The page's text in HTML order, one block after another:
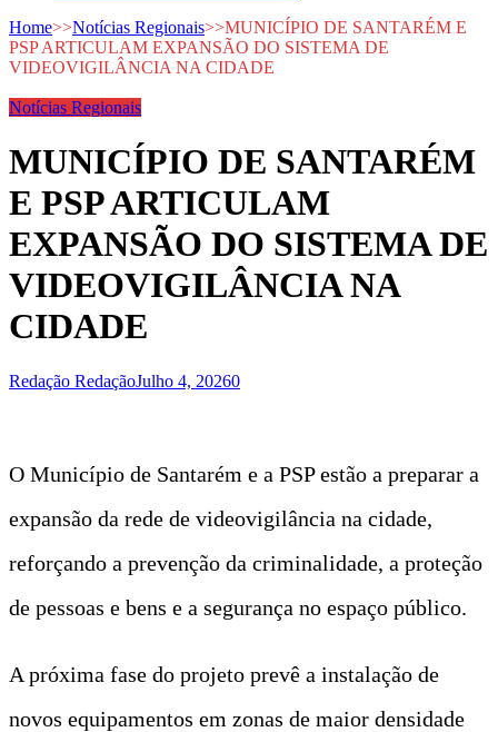
Home>>Notícias Regionais>>MUNICÍPIO DE SANTARÉM E
PSP ARTICULAM EXPANSÃO DO SISTEMA DE
VIDEOVIGILÂNCIA NA CIDADE
Notícias Regionais
MUNICÍPIO DE SANTARÉM
E PSP ARTICULAM
EXPANSÃO DO SISTEMA DE
VIDEOVIGILÂNCIA NA
CIDADE
Redação RedaçãoJulho 4, 20260
O Município de Santarém e a PSP estão a preparar a
expansão da rede de videovigilância na cidade,
reforçando a prevenção da criminalidade, a proteção
de pessoas e bens e a segurança no espaço público.
A próxima fase do projeto prevê a instalação de
novos equipamentos em zonas de maior densidade